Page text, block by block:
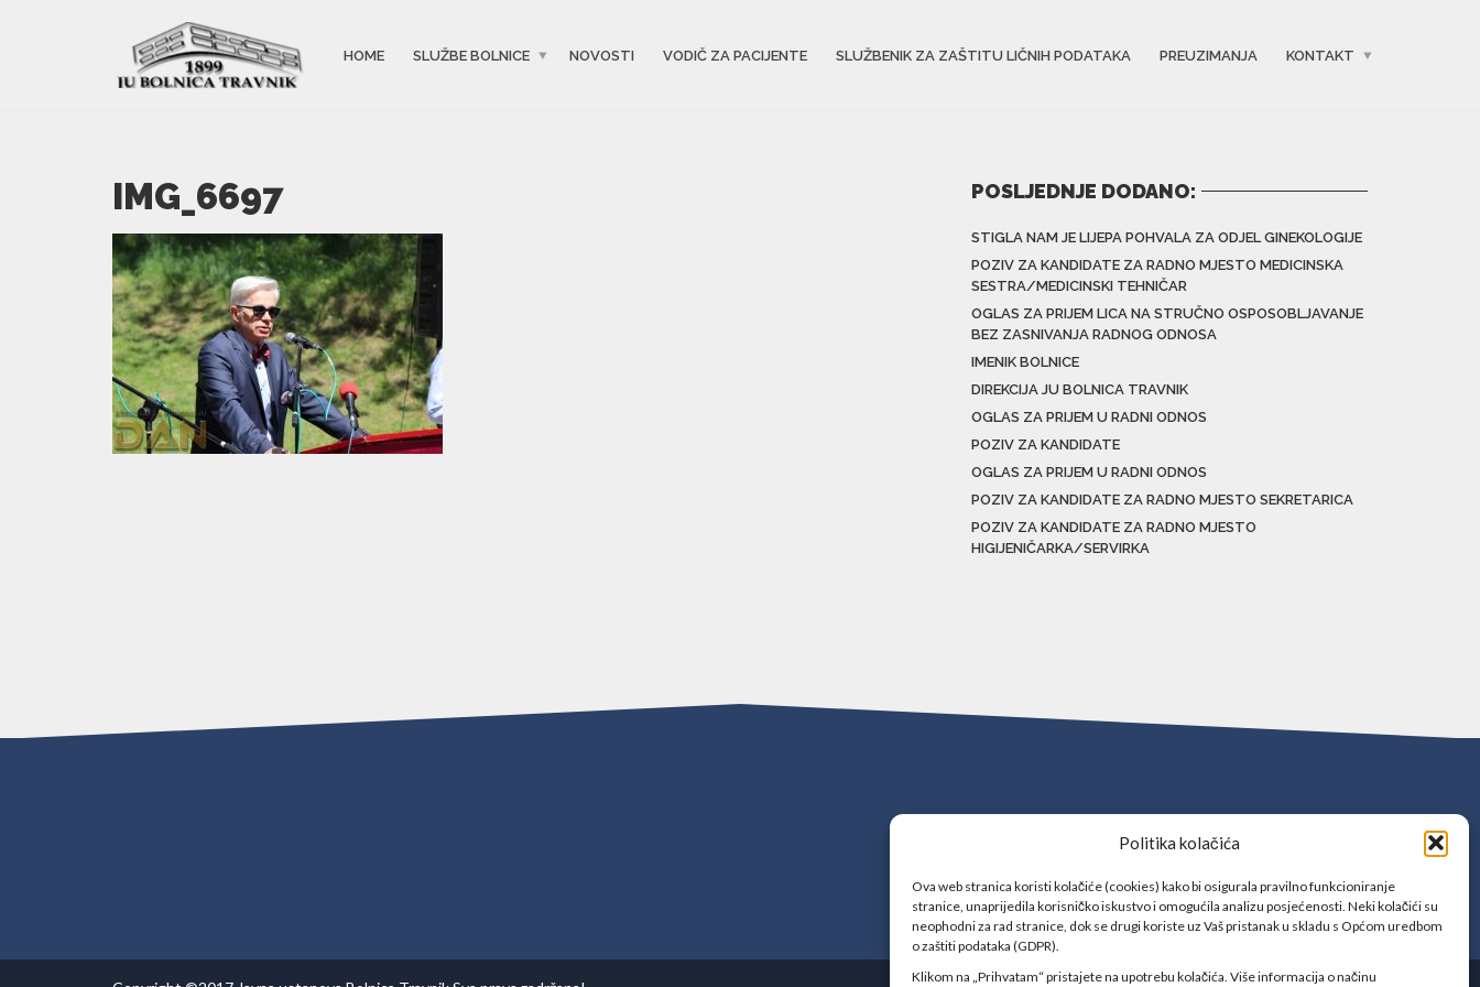
Politika kolačića
Ova web stranica koristi kolačiće (cookies) kako bi osigurala pravilno funkcioniranje
stranice, unaprijedila korisničko iskustvo i omogućila analizu posjećenosti. Neki kolačići su
neophodni za rad stranice, dok se drugi koriste uz Vaš pristanak u skladu s Općom uredbom
o zaštiti podataka (GDPR).
Klikom na „Prihvatam“ pristajete na upotrebu kolačića. Više informacija o načinu
HOME SLUŽBE BOLNICE NOVOSTI VODIČ ZA PACIJENTE SLUŽBENIK ZA ZAŠTITU LIČNIH PODATAKA PREUZIMANJA KONTAKT
IMG_6697 POSLJEDNJE DODANO:
STIGLA NAM JE LIJEPA POHVALA ZA ODJEL GINEKOLOGIJE
POZIV ZA KANDIDATE ZA RADNO MJESTO MEDICINSKA
SESTRA/MEDICINSKI TEHNIČAR
OGLAS ZA PRIJEM LICA NA STRUČNO OSPOSOBLJAVANJE
BEZ ZASNIVANJA RADNOG ODNOSA
IMENIK BOLNICE
DIREKCIJA JU BOLNICA TRAVNIK
OGLAS ZA PRIJEM U RADNI ODNOS
POZIV ZA KANDIDATE
OGLAS ZA PRIJEM U RADNI ODNOS
POZIV ZA KANDIDATE ZA RADNO MJESTO SEKRETARICA
POZIV ZA KANDIDATE ZA RADNO MJESTO
HIGIJENIČARKA/SERVIRKA